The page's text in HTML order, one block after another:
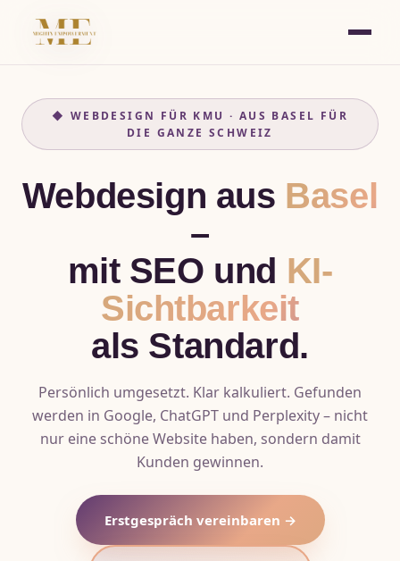
◆ WEBDESIGN FÜR KMU · AUS BASEL FÜR
DIE GANZE SCHWEIZ
Webdesign aus Basel
–
mit SEO und KI-
Sichtbarkeit
als Standard.
Persönlich umgesetzt. Klar kalkuliert. Gefunden
werden in Google, ChatGPT und Perplexity – nicht
nur eine schöne Website haben, sondern damit
Kunden gewinnen.
Erstgespräch vereinbaren →